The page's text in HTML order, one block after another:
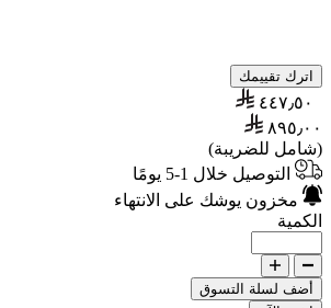
اترك تقييمك
٤٤٧٫٥٠
٨٩٥٫٠٠
(شامل للضريبة)
التوصيل خلال 1-5 يومًا
مخزون يوشك على الانتهاء
الكمية
أضف لسلة التسوق